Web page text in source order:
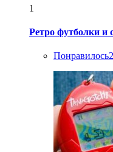
1
Ретро футболки и
Понравилось